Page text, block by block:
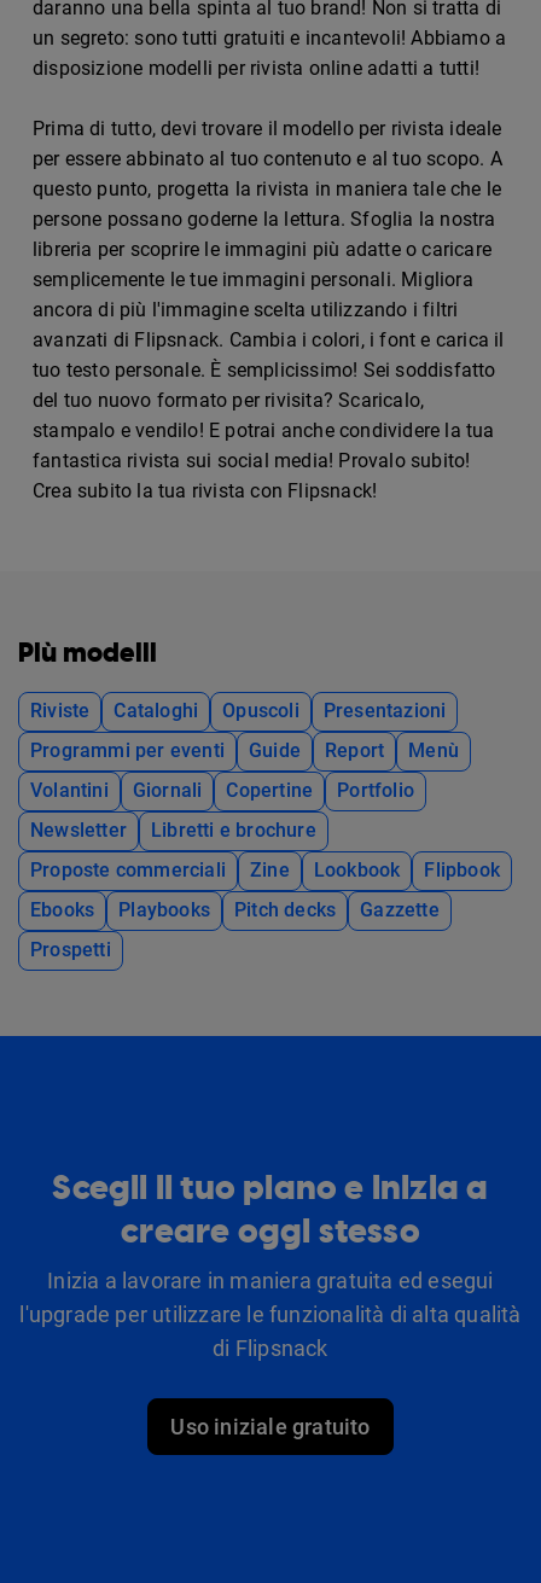
daranno una bella spinta al tuo brand! Non si tratta di
un segreto: sono tutti gratuiti e incantevoli! Abbiamo a
disposizione modelli per rivista online adatti a tutti!
Prima di tutto, devi trovare il modello per rivista ideale
per essere abbinato al tuo contenuto e al tuo scopo. A
questo punto, progetta la rivista in maniera tale che le
persone possano goderne la lettura. Sfoglia la nostra
libreria per scoprire le immagini più adatte o caricare
semplicemente le tue immagini personali. Migliora
ancora di più l'immagine scelta utilizzando i filtri
avanzati di Flipsnack. Cambia i colori, i font e carica il
tuo testo personale. È semplicissimo! Sei soddisfatto
del tuo nuovo formato per rivisita? Scaricalo,
stampalo e vendilo! E potrai anche condividere la tua
fantastica rivista sui social media! Provalo subito!
Crea subito la tua rivista con Flipsnack!
Più modelli
Riviste Cataloghi Opuscoli
Presentazioni
Programmi per eventi
Guide Report
Menù
Volantini
Giornali Copertine
Portfolio
Newsletter
Libretti e brochure
Proposte commerciali
Zine Lookbook
Flipbook
Ebooks
Playbooks Pitch decks
Gazzette
Prospetti
Scegli il tuo piano e inizia a
creare oggi stesso
Inizia a lavorare in maniera gratuita ed esegui
l'upgrade per utilizzare le funzionalità di alta qualità
di Flipsnack
Uso iniziale gratuito